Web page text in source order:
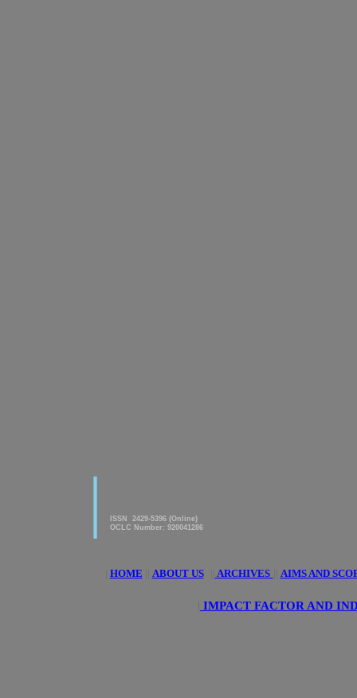
HOME ABOUT US ARCHIVES AIMS AND
IMPACT FACTOR AND
|
ISSN 2429-5396 (Online)
OCLC Number: 920041286